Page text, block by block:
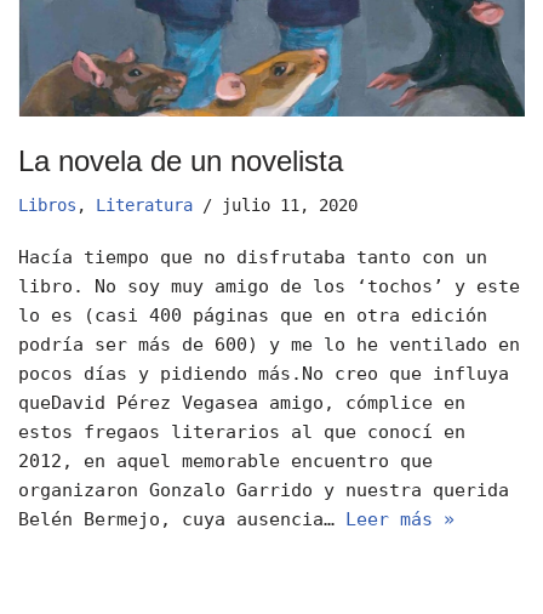
La novela de un novelista
Libros , Literatura julio 11, 2020
Hacía tiempo que no disfrutaba tanto con un
libro. No soy muy amigo de los ‘tochos’ y este
lo es (casi 400 páginas que en otra edición
podría ser más de 600) y me lo he ventilado en
pocos días y pidiendo más.No creo que influya
queDavid Pérez Vegasea amigo, cómplice en
estos fregaos literarios al que conocí en
2012, en aquel memorable encuentro que
organizaron Gonzalo Garrido y nuestra querida
Belén Bermejo, cuya ausencia…
Leer más »